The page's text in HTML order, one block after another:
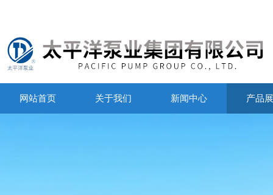
网站首页 关于我们 新闻中心 产品